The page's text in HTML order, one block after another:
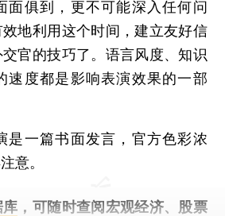
面俱到，更不可能深入任何问
地利用这个时间，建立友好信
官的技巧了。语言风度、知识
速度都是影响表演效果的一部
一篇书面发言，官方色彩浓
意。
库 ，可随时查阅宏观经济、股票